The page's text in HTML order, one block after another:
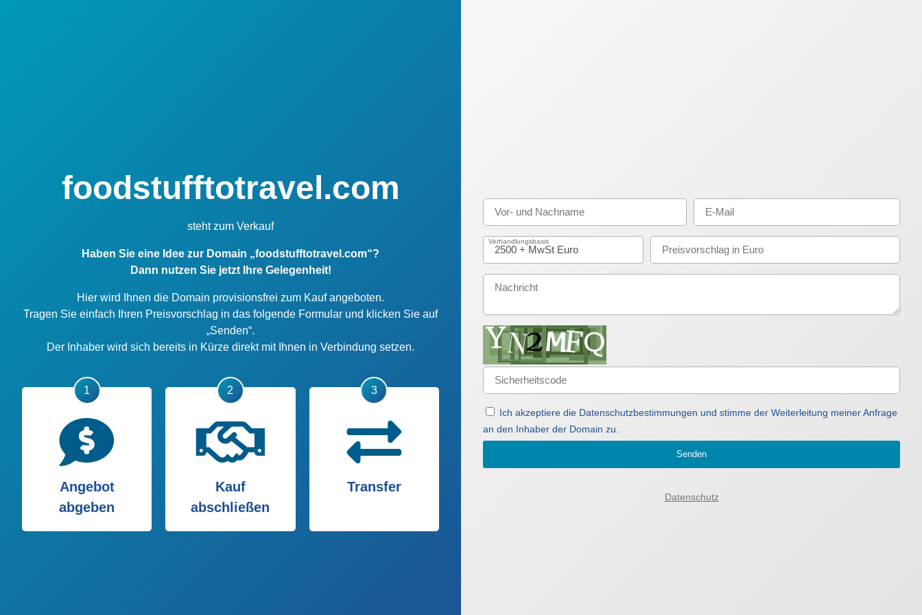
foodstufftotravel.com
steht zum Verkauf
Haben Sie eine Idee zur Domain „foodstufftotravel.com“?
Dann nutzen Sie jetzt Ihre Gelegenheit!
Hier wird Ihnen die Domain provisionsfrei zum Kauf angeboten.
Tragen Sie einfach Ihren Preisvorschlag in das folgende Formular und klicken Sie auf
„Senden“.
Der Inhaber wird sich bereits in Kürze direkt mit Ihnen in Verbindung setzen.
Angebot
abgeben
Kauf
abschließen
Transfer
Verhandlungsbasis
Ich akzeptiere die Datenschutzbestimmungen und stimme der Weiterleitung meiner Anfrage
an den Inhaber der Domain zu.
Senden
Datenschutz